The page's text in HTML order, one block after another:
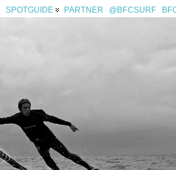
SPOTGUIDE PARTNER @BFCSURF